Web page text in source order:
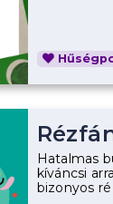
Hatalmas
kíváncsi
bizonyos